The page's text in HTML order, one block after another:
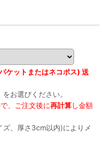
ケットまたはネコポス) 送
お選びください。
、ご注文後に再計算し金額
、厚さ3cm以内)によりメ